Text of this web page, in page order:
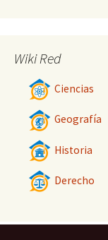
Wiki Red
Ciencias
Geografía
Historia
Derecho